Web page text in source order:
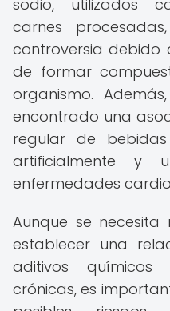
sodio, utilizados
carnes
controversia
de formar
organismo.
encontrado una
regular de
artificialmente y
enfermedades
Aunque se
establecer una
aditivos
crónicas, es